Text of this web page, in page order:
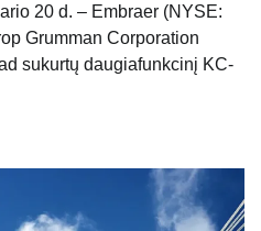
20 d. – Embraer (NYSE:
Grumman Corporation
sukurtų daugiafunkcinį KC-